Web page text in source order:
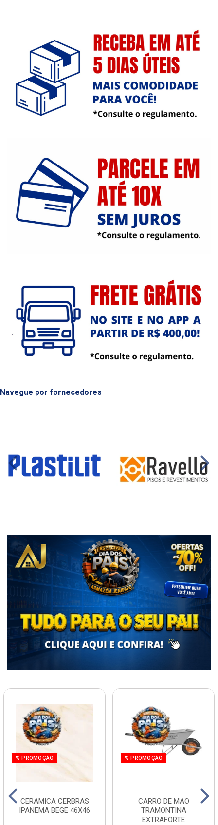
Navegue por fornecedores
% PROMOÇÃO
CERAMICA CERBRAS
IPANEMA BEGE 46X46
% PROMOÇÃO
CARRO DE MAO
TRAMONTINA
EXTRAFORTE